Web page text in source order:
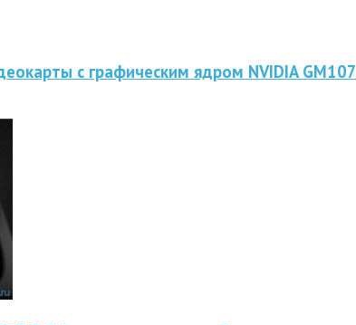
с графическим ядром NVIDIA GM107